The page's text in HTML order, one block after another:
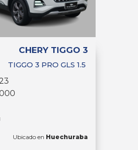
CHERY TIGGO 3
TIGGO 3 PRO GLS 1.5
Ubicado en Huechuraba